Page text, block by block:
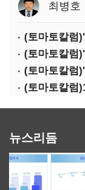
최병호
(토마토칼럼
(토마토칼럼
뉴스리듬